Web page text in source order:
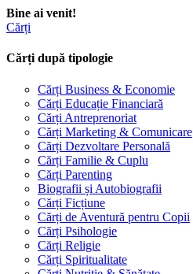
Bine ai venit!
Cărți
Cărți după tipologie
Cărți Business & Economie
Cărți Educație Financiară
Cărți Antreprenoriat
Cărți Marketing & Comunicare
Cărți Dezvoltare Personală
Cărți Familie & Cuplu
Cărți Parenting
Biografii și Autobiografii
Cărți Ficțiune
Cărți de Aventură pentru Copii
Cărți Psihologie
Cărți Religie
Cărți Spiritualitate